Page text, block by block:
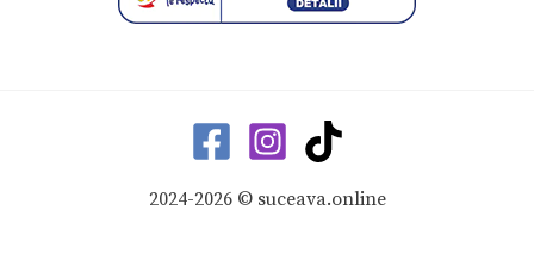
2024-2026 © suceava.online